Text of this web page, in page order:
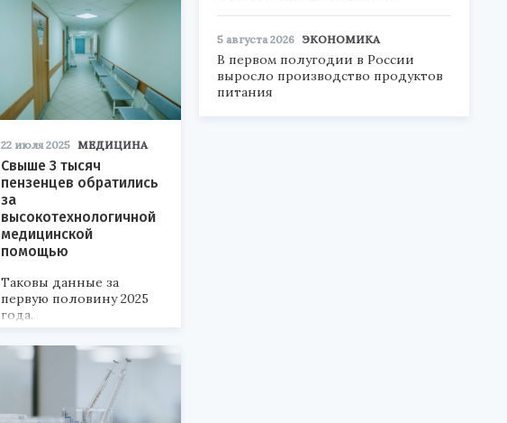
22 июля 2025 МЕДИЦИНА
Свыше 3 тысяч
пензенцев обратились
за
высокотехнологичной
медицинской
помощью
Таковы данные за
первую половину 2025
года.
5 августа 2026 ЭКОНОМИКА
В первом полугодии в России
выросло производство продуктов
питания